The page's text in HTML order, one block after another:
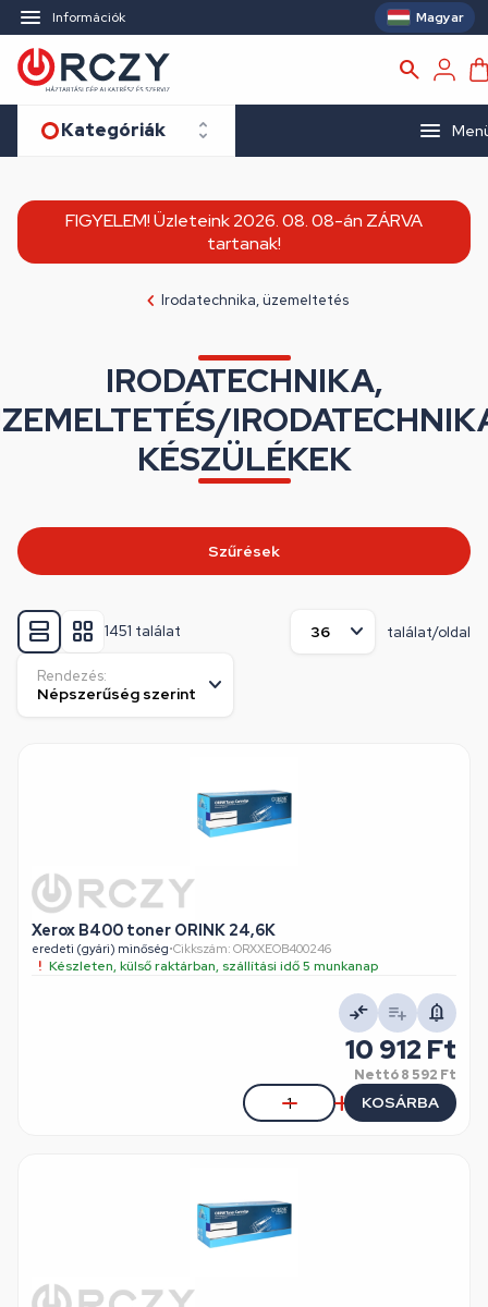
Információk Magyar
Kategóriák
FIGYELEM! Üzleteink 2026. 08. 08-án ZÁRVA
tartanak!
Irodatechnika, üzemeltetés
IRODATECHNIKA,
KÉSZÜLÉKEK
1451 találat találat/oldal
Rendezés:
Xerox B400 toner ORINK 24,6K
eredeti (gyári) minőség•Cikkszám: ORXXEOB400246
Készleten, külső raktárban, szállítási idő 5 munkanap
10 912 Ft
Nettó8 592 Ft
KOSÁRBA
Szűrések